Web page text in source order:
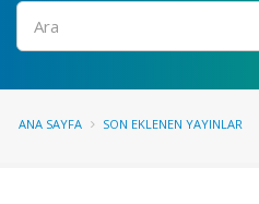
Ara
ANA SAYFA SON EKLENEN YAYINLAR